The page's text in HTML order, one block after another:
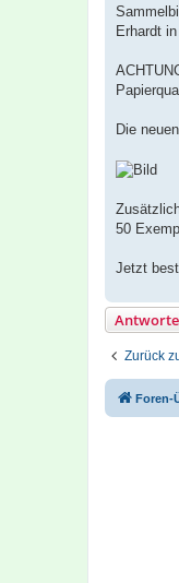
i
r
Erhardt
Die
50
Jetzt
Zurück
Foren-